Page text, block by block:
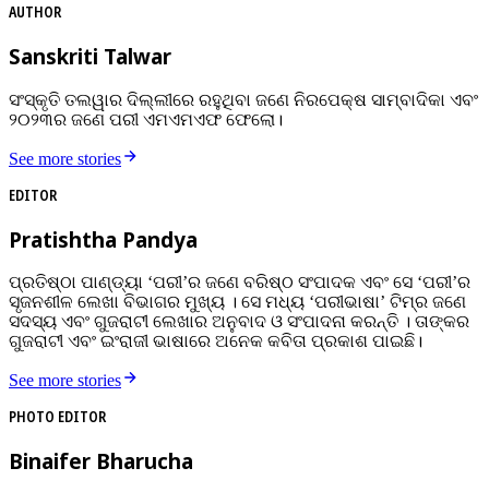
AUTHOR
Sanskriti Talwar
ସଂସ୍କୃତି ତଲୱାର ଦିଲ୍ଲୀରେ ରହୁଥିବା ଜଣେ ନିରପେକ୍ଷ ସାମ୍ବାଦିକା ଏବଂ
୨୦୨୩ର ଜଣେ ପରୀ ଏମଏମଏଫ ଫେଲୋ।
See more stories
EDITOR
Pratishtha Pandya
ପ୍ରତିଷ୍ଠା ପାଣ୍ଡ୍ୟା ‘ପରୀ’ର ଜଣେ ବରିଷ୍ଠ ସଂପାଦକ ଏବଂ ସେ ‘ପରୀ’ର
ସୃଜନଶୀଳ ଲେଖା ବିଭାଗର ମୁଖ୍ୟ । ସେ ମଧ୍ୟ ‘ପରୀଭାଷା’ ଟିମ୍‌ର ଜଣେ
ସଦସ୍ୟ ଏବଂ ଗୁଜରାଟୀ ଲେଖାର ଅନୁବାଦ ଓ ସଂପାଦନା କରନ୍ତି । ତାଙ୍କର
ଗୁଜରାଟୀ ଏବଂ ଇଂରାଜୀ ଭାଷାରେ ଅନେକ କବିତା ପ୍ରକାଶ ପାଇଛି।
See more stories
PHOTO EDITOR
Binaifer Bharucha